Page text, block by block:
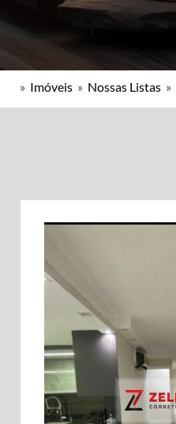
» Imóveis » Nossas Listas »